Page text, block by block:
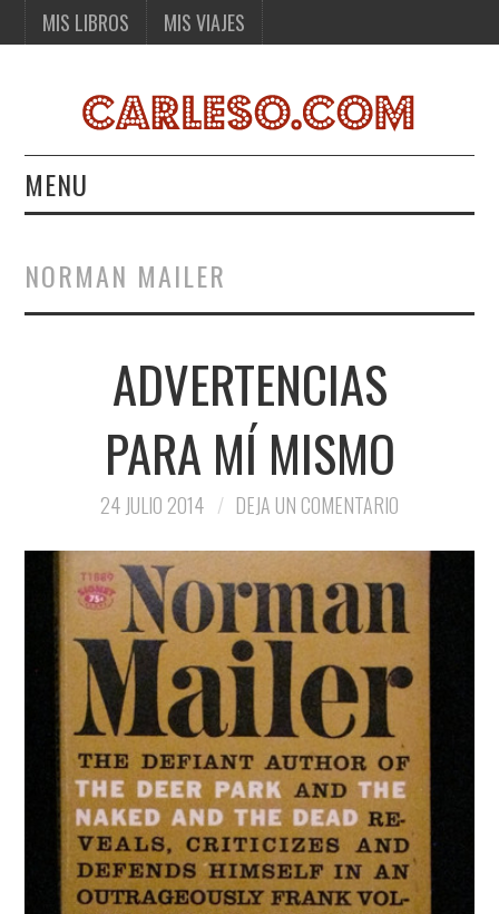
MIS LIBROS MIS VIAJES
MENU
MIS VIAJES
NORMAN MAILER
ADVERTENCIAS
PARA MÍ MISMO
24 JULIO 2014 DEJA UN COMENTARIO